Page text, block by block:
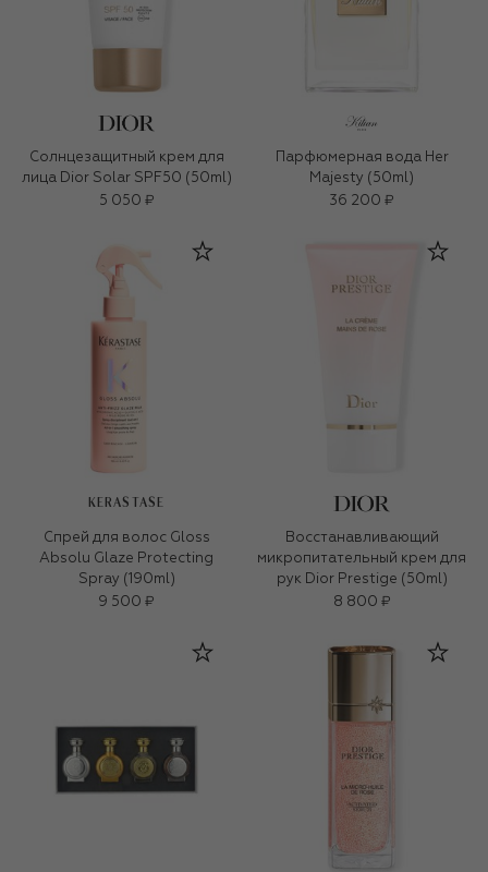
Солнцезащитный крем для
лица Dior Solar SPF50 (50ml)
5 050 ₽
Парфюмерная вода Her
Majesty (50ml)
36 200 ₽
KERASTASE
Cпрей для волоc Gloss
Absolu Glaze Protecting
Spray (190ml)
9 500 ₽
Восстанавливающий
микропитательный крем для
рук Dior Prestige (50ml)
8 800 ₽